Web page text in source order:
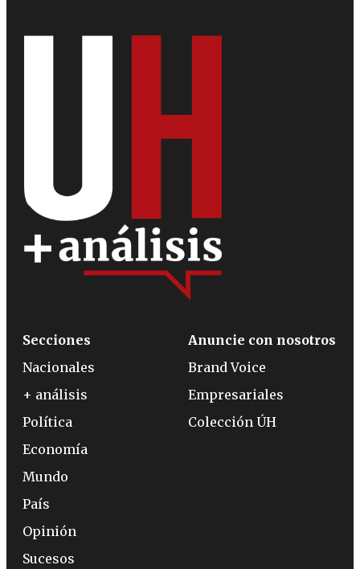
Secciones
Nacionales
+ análisis
Política
Economía
Mundo
País
Opinión
Sucesos
Anuncie con nosotros
Brand Voice
Empresariales
Colección ÚH